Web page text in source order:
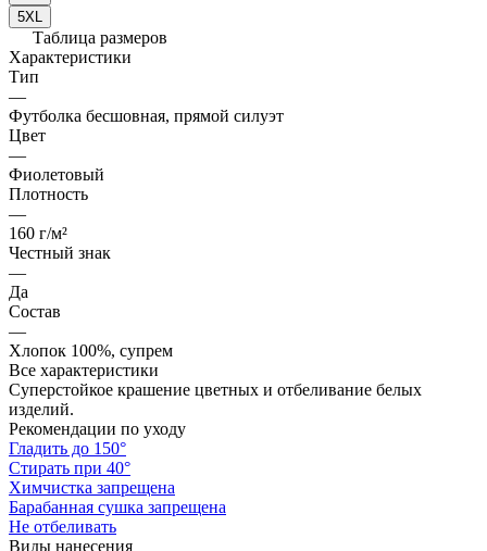
5XL
Таблица размеров
Характеристики
Тип
—
Футболка бесшовная, прямой силуэт
Цвет
—
Фиолетовый
Плотность
—
160 г/м²
Честный знак
—
Да
Состав
—
Хлопок 100%, супрем
Все характеристики
Суперстойкое крашение цветных и отбеливание белых
изделий.
Рекомендации по уходу
Гладить до 150°
Стирать при 40°
Химчистка запрещена
Барабанная сушка запрещена
Не отбеливать
Виды нанесения